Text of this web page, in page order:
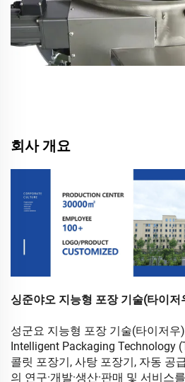
회사 개요
싱준야오 지능형 포장 기술(타이
성군요 지능형 포장 기술(타이저
Intelligent Packaging Technology
콜릿 포장기, 사탕 포장기, 자동 공
의 연구·개발·생산·판매 및 서비스